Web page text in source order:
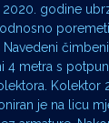
godine
Navedeni
4 metra s
Kolektor
je na licu